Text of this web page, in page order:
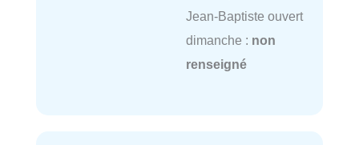
Jean-Baptiste ouvert
dimanche : non
renseigné